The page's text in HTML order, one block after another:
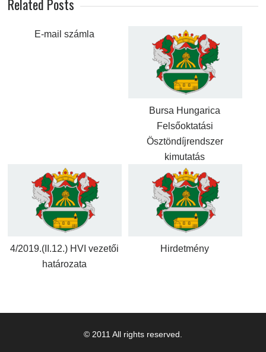
Related Posts
E-mail számla
Bursa Hungarica
Felsőoktatási
Ösztöndíjrendszer
kimutatás
4/2019.(II.12.) HVI vezetői
határozata
Hirdetmény
© 2011 All rights reserved.